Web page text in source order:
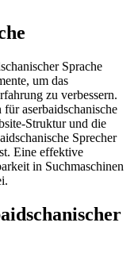
Sprache
um das
zu verbessern.
aserbaidschanische
Struktur und die
Sprecher
Eine effektive
in Suchmaschinen